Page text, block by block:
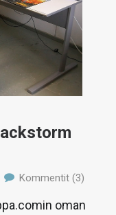
Kommentit (3)
oman